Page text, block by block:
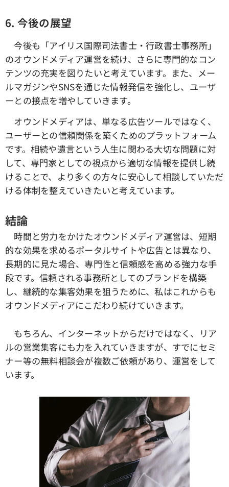
6. 今後の展望
今後も「アイリス国際司法書士・行政書士事務所」
のオウンドメディア運営を続け、さらに専門的なコン
テンツの充実を図りたいと考えています。また、メー
ルマガジンやSNSを通じた情報発信を強化し、ユーザ
ーとの接点を増やしていきます。
オウンドメディアは、単なる広告ツールではなく、
ユーザーとの信頼関係を築くためのプラットフォーム
です。相続や遺言という人生に関わる大切な問題に対
して、専門家としての視点から適切な情報を提供し続
けることで、より多くの方々に安心して相談していただ
ける体制を整えていきたいと考えています。
結論
時間と労力をかけたオウンドメディア運営は、短期
的な効果を求めるポータルサイトや広告とは異なり、
長期的に見た場合、専門性と信頼感を高める強力な手
段です。信頼される事務所としてのブランドを構築
し、継続的な集客効果を狙うために、私はこれからも
オウンドメディアにこだわり続けていきます。
もちろん、インターネットからだけではなく、リア
ルの営業集客にも力を入れていきますが、すでにセミ
ナー等の無料相談会が複数ご依頼があり、運営をして
います。